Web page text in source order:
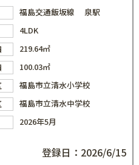
福島交通飯坂線 泉駅
4LDK
219.64㎡
100.03㎡
福島市立清水小学校
福島市立清水中学校
2026年5月
登録日：2026/6/15